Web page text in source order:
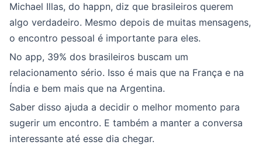
Michael Illas, do happn, diz que brasileiros querem
algo verdadeiro. Mesmo depois de muitas mensagens,
o encontro pessoal é importante para eles.
No app, 39% dos brasileiros buscam um
relacionamento sério. Isso é mais que na França e na
Índia e bem mais que na Argentina.
Saber disso ajuda a decidir o melhor momento para
sugerir um encontro. E também a manter a conversa
interessante até esse dia chegar.